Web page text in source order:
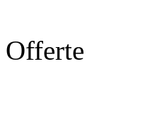
Offerte